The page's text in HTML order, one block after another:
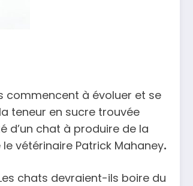
commencent à évoluer et se
teneur en sucre trouvée
d’un chat à produire de la
vétérinaire Patrick Mahaney.